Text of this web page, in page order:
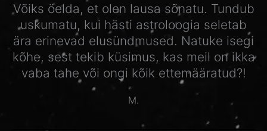
Võiks öelda, et olen lausa sõnatu. Tundub
uskumatu, kui hästi astroloogia seletab
ära erinevad elusündmused. Natuke isegi
kõhe, sest tekib küsimus, kas meil on ikka
vaba tahe või ongi kõik ettemääratud?!
M.